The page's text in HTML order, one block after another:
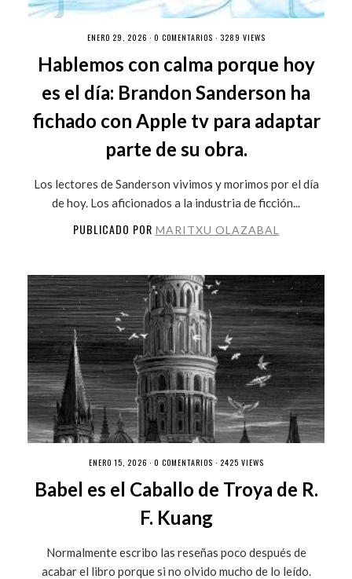
ENERO 29, 2026 · 0 COMENTARIOS · 3289 VIEWS
Hablemos con calma porque hoy
es el día: Brandon Sanderson ha
fichado con Apple tv para adaptar
parte de su obra.
Los lectores de Sanderson vivimos y morimos por el día
de hoy. Los aficionados a la industria de ficción...
PUBLICADO POR MARITXU OLAZABAL
ENERO 15, 2026 · 0 COMENTARIOS · 2425 VIEWS
Babel es el Caballo de Troya de R.
F. Kuang
Normalmente escribo las reseñas poco después de
acabar el libro porque si no olvido mucho de lo leído.